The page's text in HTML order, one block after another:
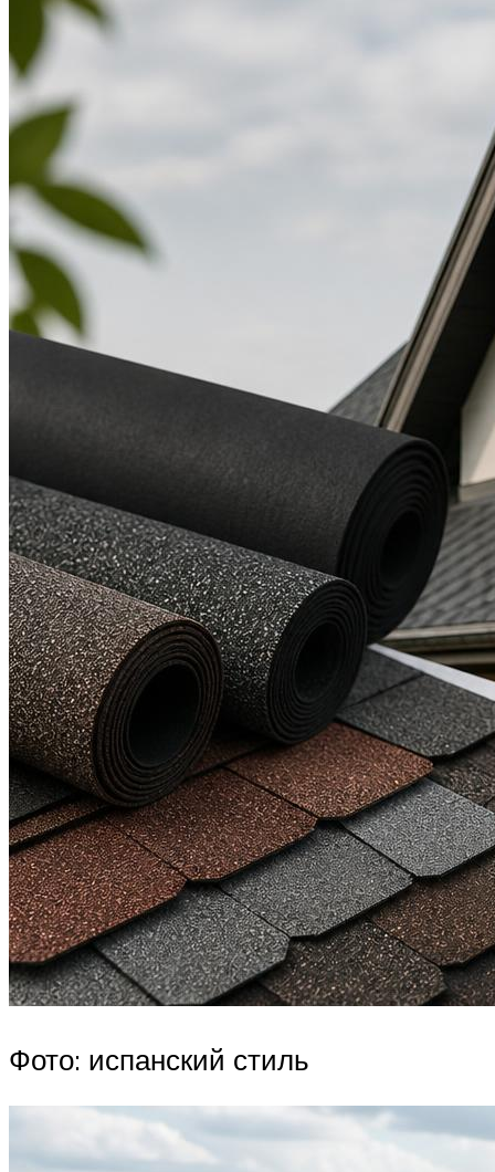
Фото: испанский стиль